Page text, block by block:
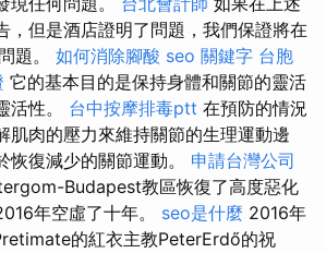
，但是酒店證明了問題，我們保證將在
題。 如何消除腳酸 seo 關鍵字 台胞
它的基本目的是保持身體和關節的靈活
活性。 台中按摩排毒ptt 在預防的情況
肌肉的壓力來維持關節的生理運動邊
恢復減少的關節運動。 申請台灣公司
Budapest教區恢復了高度惡化
年空虛了十年。 seo是什麼 2016年
的紅衣主教PeterErdő的祝